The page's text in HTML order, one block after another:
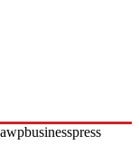
awpbusinesspress